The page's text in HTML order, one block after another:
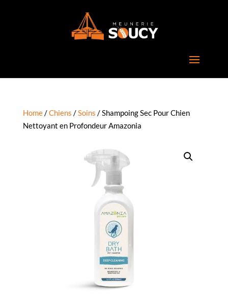
Home/Chiens /Soins / Shampoing Sec Pour Chien
Nettoyant en Profondeur Amazonia